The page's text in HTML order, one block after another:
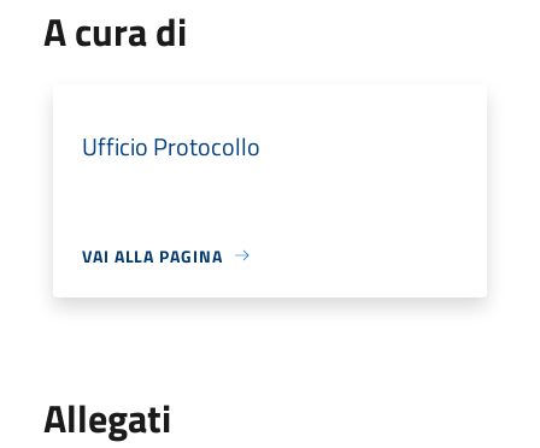
A cura di
Ufficio Protocollo
VAI ALLA PAGINA
Allegati